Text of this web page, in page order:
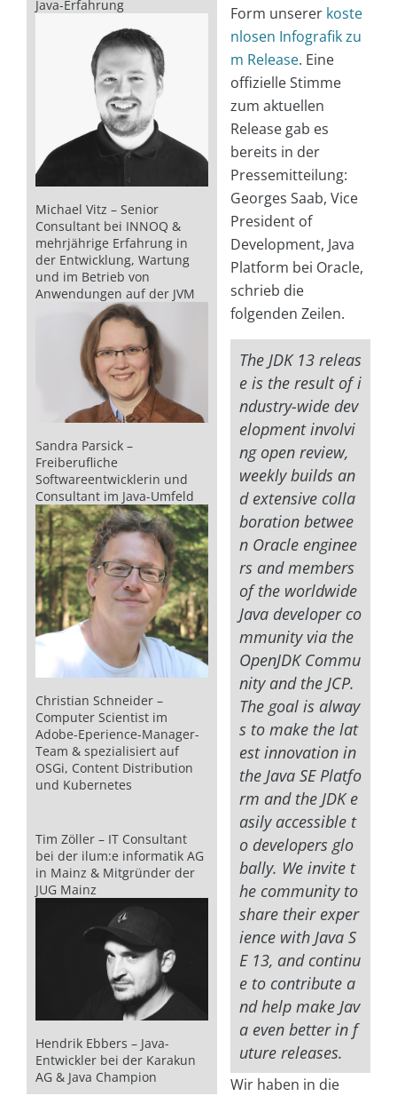
Java-Erfahrung
Michael Vitz – Senior
Consultant bei INNOQ &
mehrjährige Erfahrung in
der Entwicklung, Wartung
und im Betrieb von
Anwendungen auf der JVM
Sandra Parsick –
Freiberufliche
Softwareentwicklerin und
Consultant im Java-Umfeld
Christian Schneider –
Computer Scientist im
Adobe-Eperience-Manager-
Team & spezialisiert auf
OSGi, Content Distribution
und Kubernetes
Tim Zöller – IT Consultant
bei der ilum:e informatik AG
in Mainz & Mitgründer der
JUG Mainz
Hendrik Ebbers – Java-
Entwickler bei der Karakun
AG & Java Champion
Form unserer koste
nlosen Infografik zu
m Release. Eine
offizielle Stimme
zum aktuellen
Release gab es
bereits in der
Pressemitteilung:
Georges Saab, Vice
President of
Development, Java
Platform bei Oracle,
schrieb die
folgenden Zeilen.
The JDK 13 releas
e is the result of i
ndustry-wide dev
elopment involvi
ng open review,
weekly builds an
d extensive colla
boration betwee
n Oracle enginee
rs and members
of the worldwide
Java developer co
mmunity via the
OpenJDK Commu
nity and the JCP.
The goal is alway
s to make the lat
est innovation in
the Java SE Platfo
rm and the JDK e
asily accessible t
o developers glo
bally. We invite t
he community to
share their exper
ience with Java S
E 13, and continu
e to contribute a
nd help make Jav
a even better in f
uture releases.
Wir haben in die